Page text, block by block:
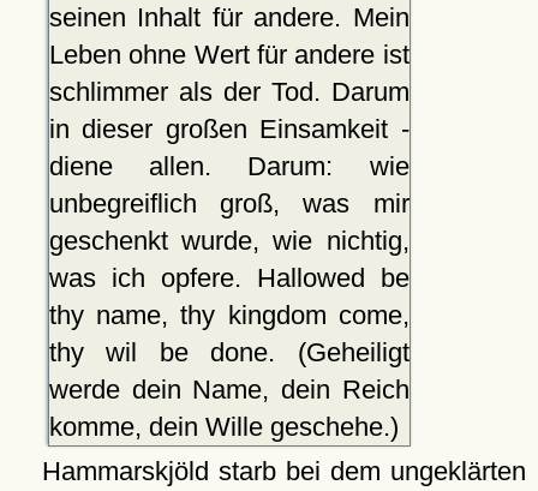
seinen Inhalt für andere. Mein
Leben ohne Wert für andere ist
schlimmer als der Tod. Darum
in dieser großen Einsamkeit -
diene allen. Darum: wie
unbegreiflich groß, was mir
geschenkt wurde, wie nichtig,
was ich opfere. Hallowed be
thy name, thy kingdom come,
thy wil be done. (Geheiligt
werde dein Name, dein Reich
komme, dein Wille geschehe.)
Hammarskjöld starb bei dem ungeklärten